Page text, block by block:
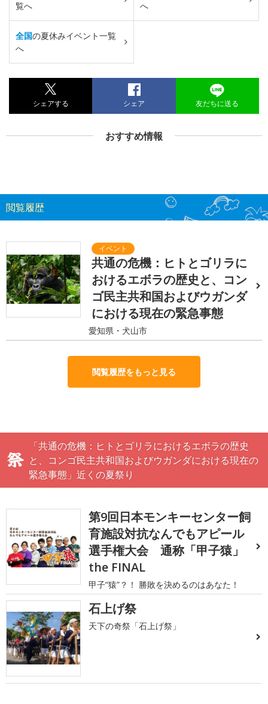
覧へ へ
全国の夏休みイベント一覧
へ
シェアする シェア 友だちに送る
おすすめ情報
閲覧履歴
共通の危機：ヒトとゴリラに
おけるエボラの歴史と、コン
ゴ民主共和国およびウガンダ
における現在の緊急事態
愛知県・犬山市
閲覧履歴をもっと見る
「共通の危機：ヒトとゴリラにおけるエボラの歴史
と、コンゴ民主共和国およびウガンダにおける現在の
緊急事態」近くの夏祭り
第9回日本モンキーセンター飼
育施設対抗なんでもアピール
選手権大会 通称「甲子猿」
the FINAL
甲子“猿”？！ 勝敗を決めるのはあなた！
石上げ祭
天下の奇祭「石上げ祭」